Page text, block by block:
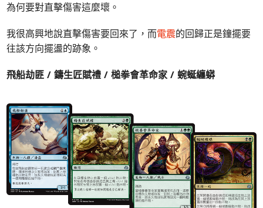
為何要對直擊傷害這麼壞。
我很高興地說直擊傷害要回來了，而電震的回歸正是鐘擺要
往該方向擺盪的跡象。
飛船劫匪 / 鑄生匠賦禮 / 槌拳會革命家 / 蜿蜒纏蟒